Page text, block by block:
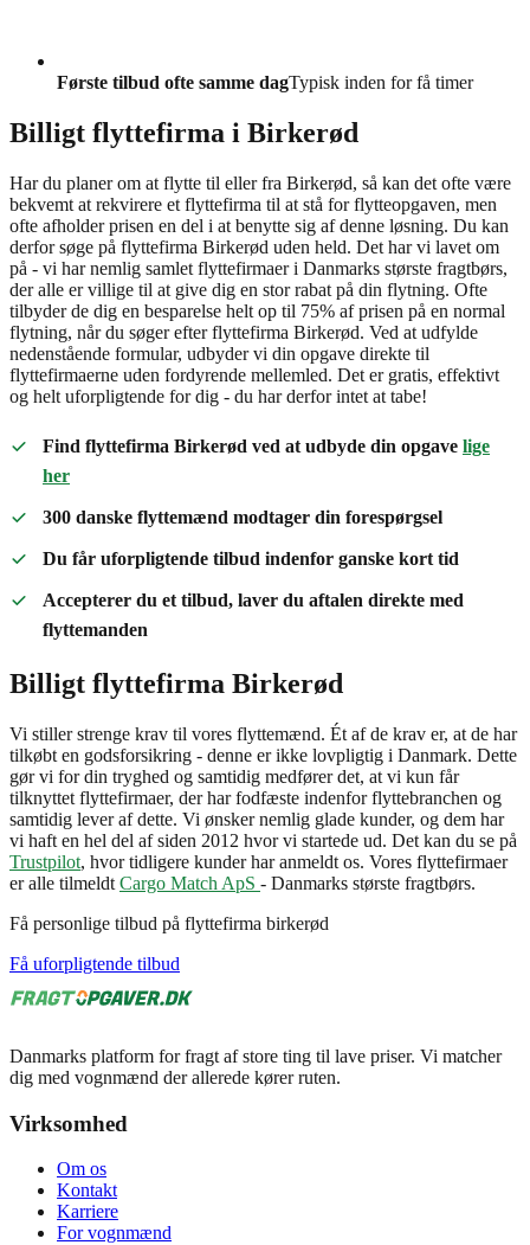
Første tilbud ofte samme dagTypisk inden for få timer
Billigt flyttefirma i Birkerød
Har du planer om at flytte til eller fra Birkerød, så kan det ofte være
bekvemt at rekvirere et flyttefirma til at stå for flytteopgaven, men
ofte afholder prisen en del i at benytte sig af denne løsning. Du kan
derfor søge på flyttefirma Birkerød uden held. Det har vi lavet om
på - vi har nemlig samlet flyttefirmaer i Danmarks største fragtbørs,
der alle er villige til at give dig en stor rabat på din flytning. Ofte
tilbyder de dig en besparelse helt op til 75% af prisen på en normal
flytning, når du søger efter flyttefirma Birkerød. Ved at udfylde
nedenstående formular, udbyder vi din opgave direkte til
flyttefirmaerne uden fordyrende mellemled. Det er gratis, effektivt
og helt uforpligtende for dig - du har derfor intet at tabe!
Find flyttefirma Birkerød ved at udbyde din opgave lige
her
300 danske flyttemænd modtager din forespørgsel
Du får uforpligtende tilbud indenfor ganske kort tid
Accepterer du et tilbud, laver du aftalen direkte med
flyttemanden
Billigt flyttefirma Birkerød
Vi stiller strenge krav til vores flyttemænd. Ét af de krav er, at de har
tilkøbt en godsforsikring - denne er ikke lovpligtig i Danmark. Dette
gør vi for din tryghed og samtidig medfører det, at vi kun får
tilknyttet flyttefirmaer, der har fodfæste indenfor flyttebranchen og
samtidig lever af dette. Vi ønsker nemlig glade kunder, og dem har
vi haft en hel del af siden 2012 hvor vi startede ud. Det kan du se på
Trustpilot, hvor tidligere kunder har anmeldt os. Vores flyttefirmaer
er alle tilmeldt Cargo Match ApS - Danmarks største fragtbørs.
Få personlige tilbud på flyttefirma birkerød
Få uforpligtende tilbud
Danmarks platform for fragt af store ting til lave priser. Vi matcher
dig med vognmænd der allerede kører ruten.
Virksomhed
Om os
Kontakt
Karriere
For vognmænd